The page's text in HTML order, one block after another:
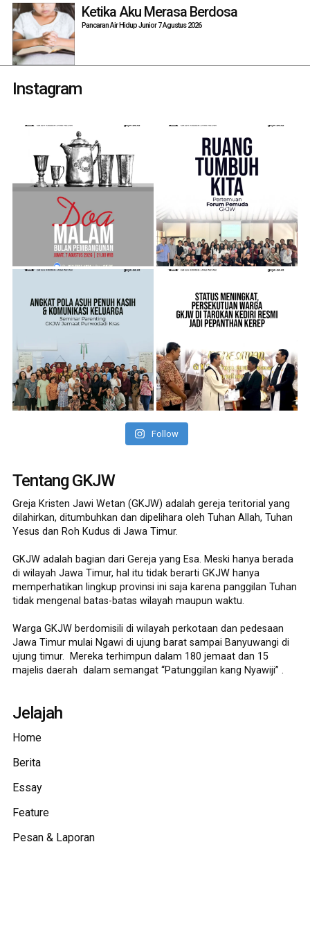
Ketika Aku Merasa Berdosa
Pancaran Air Hidup Junior 7 Agustus 2026
Instagram
Follow
Tentang GKJW
Greja Kristen Jawi Wetan (GKJW) adalah gereja teritorial yang
dilahirkan, ditumbuhkan dan dipelihara oleh Tuhan Allah, Tuhan
Yesus dan Roh Kudus di Jawa Timur.
GKJW adalah bagian dari Gereja yang Esa. Meski hanya berada
di wilayah Jawa Timur, hal itu tidak berarti GKJW hanya
memperhatikan lingkup provinsi ini saja karena panggilan Tuhan
tidak mengenal batas-batas wilayah maupun waktu.
Warga GKJW berdomisili di wilayah perkotaan dan pedesaan
Jawa Timur mulai Ngawi di ujung barat sampai Banyuwangi di
ujung timur. Mereka terhimpun dalam 180 jemaat dan 15
majelis daerah dalam semangat “Patunggilan kang Nyawiji” .
Jelajah
Home
Berita
Essay
Feature
Pesan & Laporan